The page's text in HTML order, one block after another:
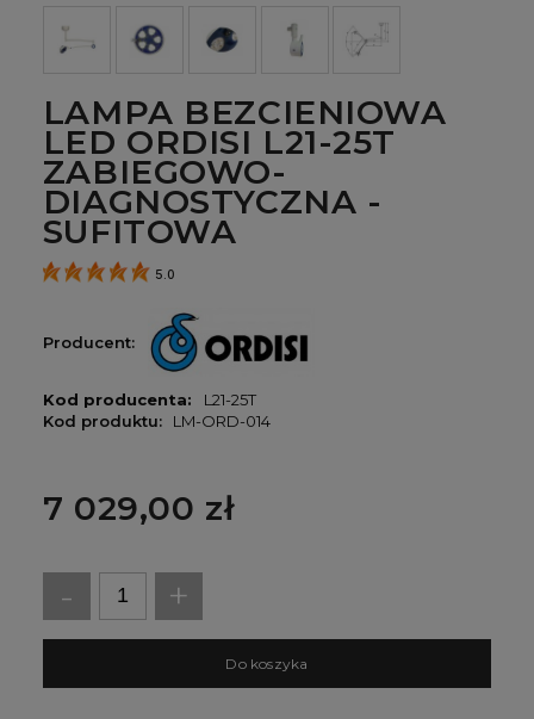
LAMPA BEZCIENIOWA
LED ORDISI L21-25T
ZABIEGOWO-
DIAGNOSTYCZNA -
SUFITOWA
5.0
Producent:
Kod producenta:
L21-25T
Kod produktu:
LM-ORD-014
7 029,00 zł
- +
Do koszyka